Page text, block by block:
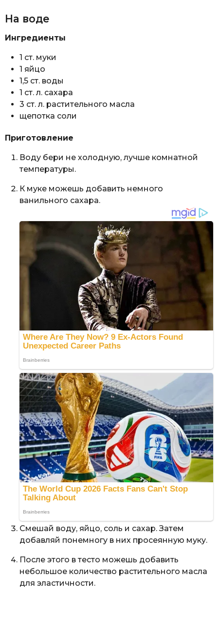
На воде
Ингредиенты
1 ст. муки
1 яйцо
1,5 ст. воды
1 ст. л. сахара
3 ст. л. растительного масла
щепотка соли
Приготовление
Воду бери не холодную, лучше комнатной
температуры.
К муке можешь добавить немного
ванильного сахара.
Смешай воду, яйцо, соль и сахар. Затем
добавляй понемногу в них просеянную муку.
После этого в тесто можешь добавить
небольшое количество растительного масла
для эластичности.